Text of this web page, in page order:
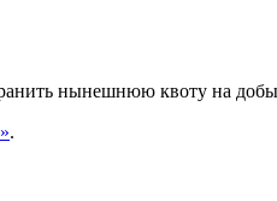
нынешнюю квоту на
.